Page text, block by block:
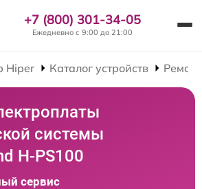
+7 (800) 301-34-05
Ежедневно с 9:00 до 21:00
Hiper Каталог устройств
системы
H-PS100
сервис